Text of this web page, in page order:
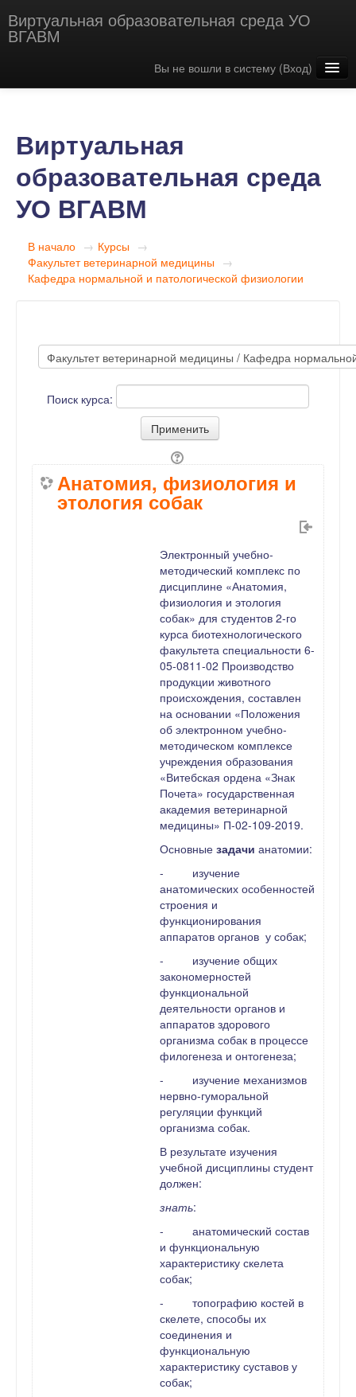
Виртуальная образовательная среда УО
ВГАВМ
Вы не вошли в систему (Вход)
Виртуальная
образовательная среда
УО ВГАВМ
В начало → Курсы →
Факультет ветеринарной медицины →
Кафедра нормальной и патологической физиологии
Поиск курса:
Анатомия, физиология и
этология собак
Электронный учебно-
методический комплекс по
дисциплине «Анатомия,
физиология и этология
собак» для студентов 2-го
курса биотехнологического
факультета специальности 6-
05-0811-02 Производство
продукции животного
происхождения, составлен
на основании «Положения
об электронном учебно-
методическом комплексе
учреждения образования
«Витебская ордена «Знак
Почета» государственная
академия ветеринарной
медицины» П-02-109-2019.
Основные задачианатомии:
- изучение
анатомических особенностей
строения и
функционирования
аппаратов органов у собак;
- изучение общих
закономерностей
функциональной
деятельности органов и
аппаратов здорового
организма собак в процессе
филогенеза и онтогенеза;
- изучение механизмов
нервно-гуморальной
регуляции функций
организма собак.
В результате изучения
учебной дисциплины студент
должен:
знать:
-анатомический состав
и функциональную
характеристику скелета
собак;
-топографию костей в
скелете, способы их
соединения и
функциональную
характеристику суставов у
собак;